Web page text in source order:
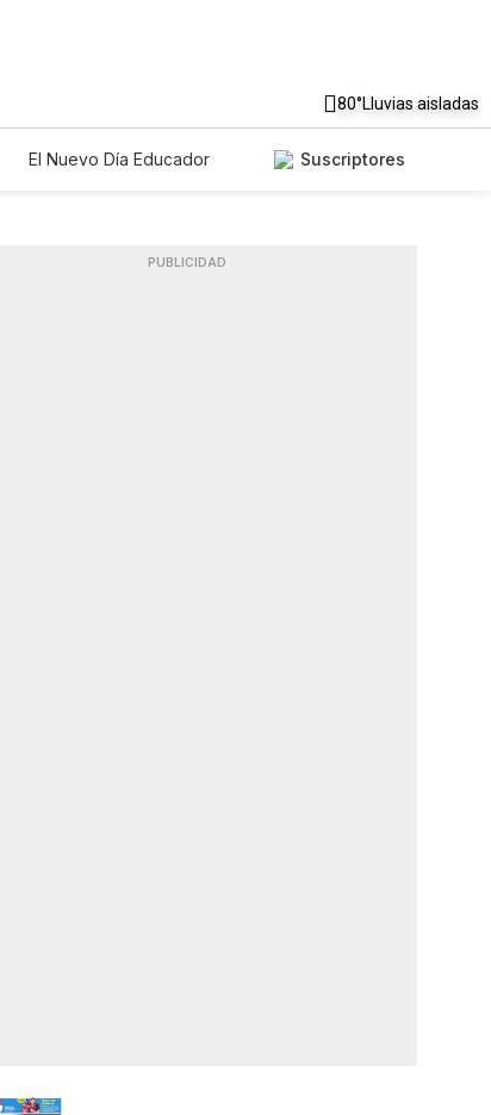
80°Lluvias aisladas
El Nuevo Día Educador
Suscriptores
PUBLICIDAD